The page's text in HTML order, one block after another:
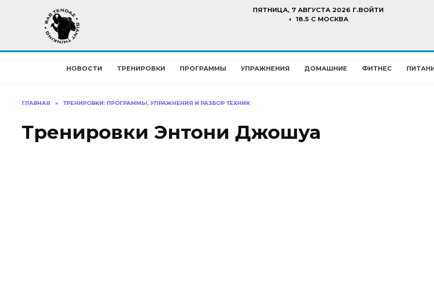
содержанию
ПЯТНИЦА, 7 АВГУСТА 2026 Г.ВОЙТИ
18.5 C МОСКВА
НОВОСТИ ТРЕНИРОВКИ ПРОГРАММЫ УПРАЖНЕНИЯ ДОМАШНИЕ ФИТНЕС
ГЛАВНАЯ » ТРЕНИРОВКИ: ПРОГРАММЫ, УПРАЖНЕНИЯ И РАЗБОР ТЕХНИК
Тренировки Энтони Джошуа